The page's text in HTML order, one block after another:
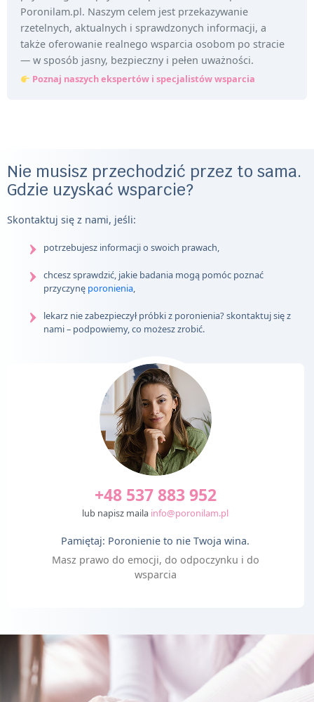
Poronilam.pl. Naszym celem jest przekazywanie
rzetelnych, aktualnych i sprawdzonych informacji, a
także oferowanie realnego wsparcia osobom po stracie
— w sposób jasny, bezpieczny i pełen uważności.
Poznaj naszych ekspertów i specjalistów wsparcia
Nie musisz przechodzić przez to sama.
Gdzie uzyskać wsparcie?
Skontaktuj się z nami, jeśli:
potrzebujesz informacji o swoich prawach,
chcesz sprawdzić, jakie badania mogą pomóc poznać
przyczynę poronienia,
lekarz nie zabezpieczył próbki z poronienia? skontaktuj się z
nami – podpowiemy, co możesz zrobić.
+48 537 883 952
lub napisz maila info@poronilam.pl
Pamiętaj: Poronienie to nie Twoja wina.
Masz prawo do emocji, do odpoczynku i do
wsparcia